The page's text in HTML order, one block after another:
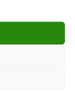
členských
Společnost DTTL
jejích členských
a nezávislým
nebo přijímat závazky
subjektů ve
společností či